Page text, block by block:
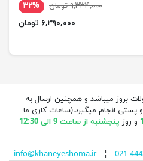
۹,۳۳۴,۰۰۰ تومان
۳۲%
۶,۳۹۰,۰۰۰ تومان
بروز میباشد و همچنین ارسال به
انجام میگیرد.(ساعات کاری ما
و روز پنجشنبه از ساعت 9 الی 12:30
info@khaneyeshoma.ir¦ 021-